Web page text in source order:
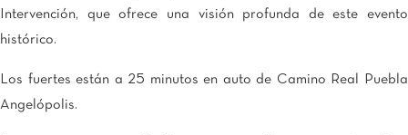
Intervención, que ofrece una visión profunda de este evento
histórico.
Los fuertes están a 25 minutos en auto de Camino Real Puebla
Angelópolis.